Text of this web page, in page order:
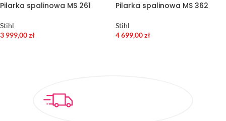
Pilarka spalinowa MS 261
Stihl
3 999,00zł
Pilarka spalinowa MS 362
Stihl
4 699,00zł